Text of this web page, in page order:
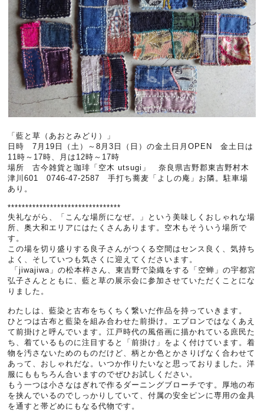
「藍と草（あおとみどり）」
日時 7月19日（土）～8月3日（日）の金土日月OPEN 金土日は
11時～17時、月は12時～17時
場所 古今雑貨と珈琲「空木 utsugi」 奈良県吉野郡東吉野村木
津川601 0746-47-2587 手打ち蕎麦「よしの庵」お隣。駐車場
あり。
********************************
失礼ながら、「こんな場所になぜ。」という美味しくおしゃれな場
所、奥大和エリアにはたくさんあります。空木もそういう場所で
す。
この場を切り盛りする良子さんがつくる空間はセンス良く、気持ち
よく、そしていつも気さくに迎えてくださいます。
「jiwajiwa」の松本梓さん、東吉野で染織をする「空蝉」の宇都宮
弘子さんとともに、藍と草の展示会に参加させていただくことにな
りました。
わたしは、藍染と古布をちくちく繋いだ作品を持っていきます。
ひとつは古布と藍染を組み合わせた前掛け。エプロンではなくあえ
て前掛けと呼んでいます。江戸時代の風俗画に描かれている庶民た
ち、着ているものに注目すると「前掛け」をよく付けています。着
物を汚さないためのものだけど、柄とか色とかさりげなく合わせて
あって、おしゃれだな。いつか作りたいなと思っておりました。洋
服にももちろん合いますのでぜひお試しください。
もう一つは小さなはぎれで作るダーニングブローチです。厚地の布
を挟んでいるのでしっかりしていて、付属の安全ピンに専用の金具
を通すと帯どめにもなる代物です。